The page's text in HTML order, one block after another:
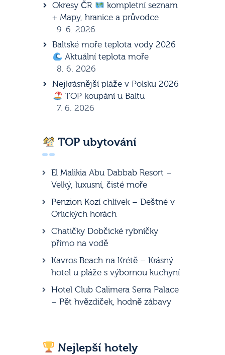
Okresy ČR
kompletní seznam
+ Mapy, hranice a průvodce
9. 6. 2026
Baltské moře teplota vody 2026
Aktuální teplota moře
8. 6. 2026
Nejkrásnější pláže v Polsku 2026
TOP koupání u Baltu
7. 6. 2026
TOP ubytování
El Malikia Abu Dabbab Resort –
Velký, luxusní, čisté moře
Penzion Kozí chlívek – Deštné v
Orlických horách
Chatičky Dobčické rybníčky
přímo na vodě
Kavros Beach na Krétě – Krásný
hotel u pláže s výbornou kuchyní
Hotel Club Calimera Serra Palace
– Pět hvězdiček, hodně zábavy
Nejlepší hotely